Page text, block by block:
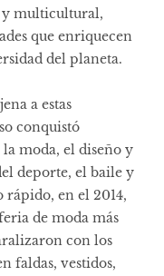
y multicultural,
que enriquecen
del planeta.
a estas
conquistó
moda, el diseño y
deporte, el baile y
en el 2014,
de moda más
con los
faldas, vestidos,